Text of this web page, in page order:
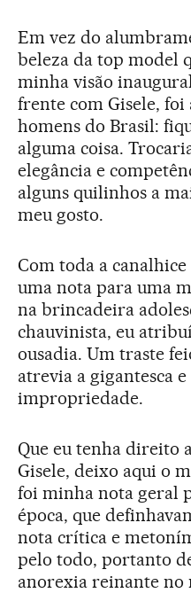
Em vez do
beleza da top model
minha visão
frente com Gisele, foi
homens do Brasil:
alguma coisa.
elegância e
alguns quilinhos a
meu gosto.
Com toda a
uma nota para uma
na brincadeira
chauvinista, eu
ousadia. Um traste
atrevia a gigantesca
impropriedade.
Que eu tenha direito
Gisele, deixo aqui o
foi minha nota geral
época, que
nota crítica e
pelo todo, portanto
anorexia reinante no